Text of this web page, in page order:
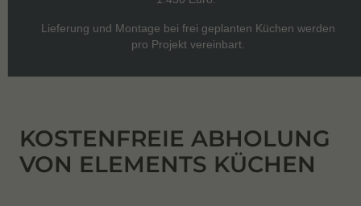
Lieferung und Montage bei frei geplanten Küchen werden
pro Projekt vereinbart.
KOSTENFREIE ABHOLUNG
VON ELEMENTS KÜCHEN